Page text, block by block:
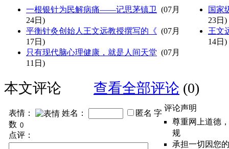
一根银针为民解病痛——记思茅镇卫 (07月
24日)
平衡针灸创始人王文远教授撰写的《 (07月
17日)
只有现代脑心理健康，就是人间天堂 (07月
11日)
国家
23日)
王文
14日)
本文评论 查看全部评论 (0)
表情： 姓名： 匿名 字
数
点评：
评论声明
尊重网上道德
规
承担一切因您